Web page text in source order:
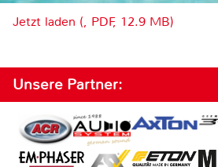
Jetzt laden (, PDF, 12.9 MB)
Unsere Partner: